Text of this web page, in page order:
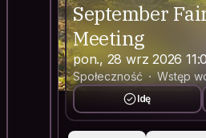
September
Meeting
pon., 28 wrz 2026
Społeczność Wstęp
Idę